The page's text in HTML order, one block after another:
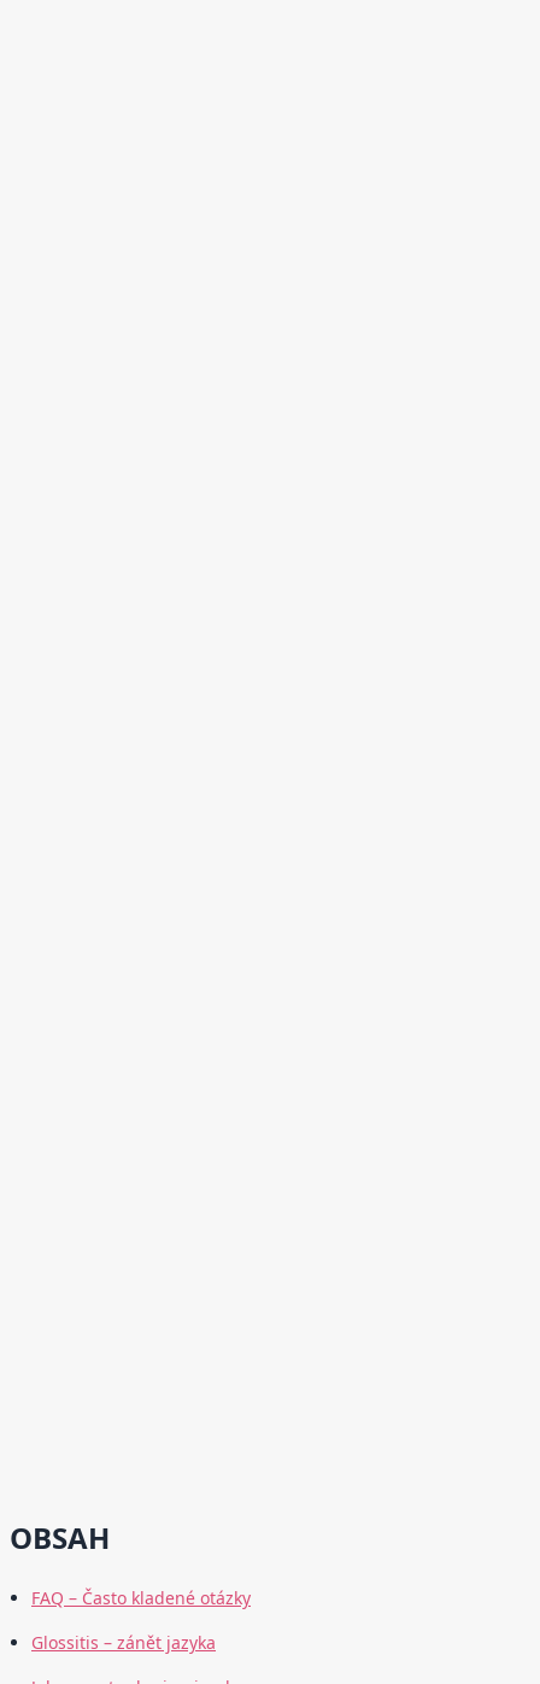
OBSAH
FAQ – Často kladené otázky
Glossitis – zánět jazyka